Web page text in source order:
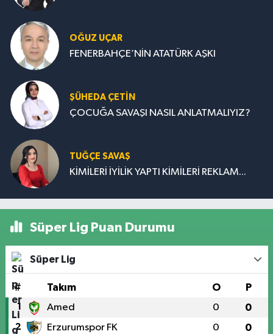
OĞUZ UÇAR
FENERBAHÇE’NİN ATATÜRK AŞKI
ŞÜHEDA ÇETİN
ÇOCUĞA SAVAŞI NASIL ANLATMALIYIZ?
TUĞÇE SAVAŞ
KİMİLERİ İYİLİK YAPTI KİMİLERİ REKLAM...
Süper Lig Puan Durumu
Süper Lig
# Takım O P
1 Amed 0 0
2 Erzurumspor FK 0 0